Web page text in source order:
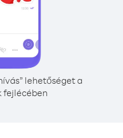
lehetőséget a
fejlécében